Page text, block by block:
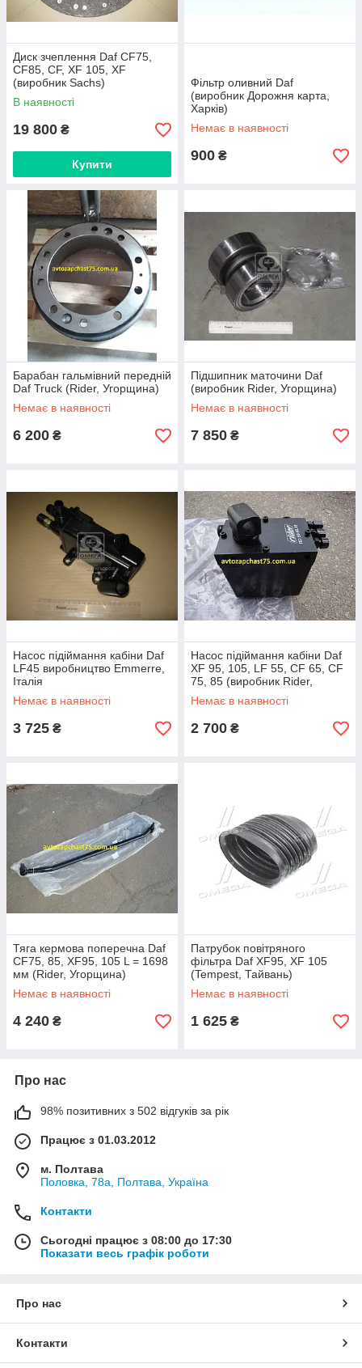
Диск зчеплення Daf CF75,
CF85, CF, XF 105, XF
(виробник Sachs)
В наявності
19 800 ₴
Купити
Фільтр оливний Daf
(виробник Дорожня карта,
Харків)
Немає в наявності
900 ₴
Барабан гальмівний передній
Daf Truck (Rider, Угорщина)
Немає в наявності
6 200 ₴
Підшипник маточини Daf
(виробник Rider, Угорщина)
Немає в наявності
7 850 ₴
Насос підіймання кабіни Daf
LF45 виробництво Emmerre,
Італія
Немає в наявності
3 725 ₴
Насос підіймання кабіни Daf
XF 95, 105, LF 55, CF 65, CF
75, 85 (виробник Rider,
Угорщина)
Немає в наявності
2 700 ₴
Тяга кермова поперечна Daf
CF75, 85, XF95, 105 L = 1698
мм (Rider, Угорщина)
Немає в наявності
4 240 ₴
Патрубок повітряного
фільтра Daf XF95, XF 105
(Tempest, Тайвань)
Немає в наявності
1 625 ₴
Про нас
98% позитивних з 502 відгуків за рік
Працює з 01.03.2012
м. Полтава
Половка, 78а, Полтава, Україна
Контакти
Сьогодні працює з 08:00 до 17:30
Показати весь графік роботи
Про нас
Контакти